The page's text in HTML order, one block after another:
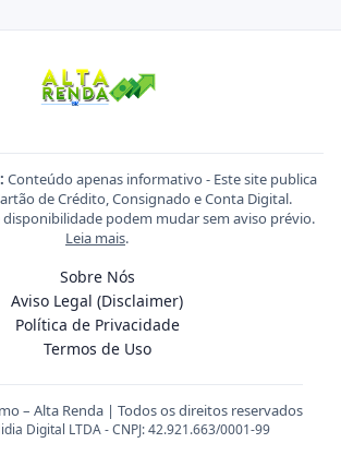
Conteúdo apenas informativo - Este site publica
de Crédito, Consignado e Conta Digital.
disponibilidade podem mudar sem aviso prévio.
Leia mais.
Sobre Nós
Aviso Legal (Disclaimer)
Política de Privacidade
Termos de Uso
– Alta Renda | Todos os direitos reservados
Digital LTDA - CNPJ: 42.921.663/0001-99